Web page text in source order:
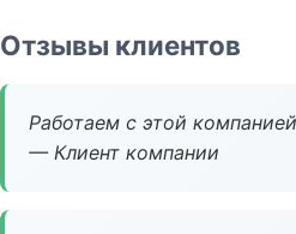
Отзывы клиентов
Работаем с этой
— Клиент компании